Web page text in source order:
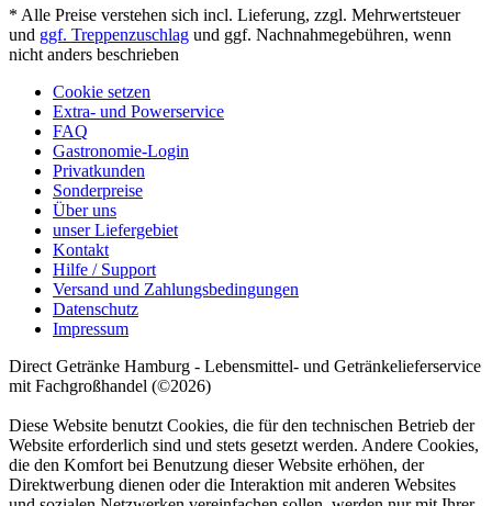
* Alle Preise verstehen sich incl. Lieferung, zzgl. Mehrwertsteuer
und ggf. Treppenzuschlag und ggf. Nachnahmegebühren, wenn
nicht anders beschrieben
Cookie setzen
Extra- und Powerservice
FAQ
Gastronomie-Login
Privatkunden
Sonderpreise
Über uns
unser Liefergebiet
Kontakt
Hilfe / Support
Versand und Zahlungsbedingungen
Datenschutz
Impressum
Direct Getränke Hamburg - Lebensmittel- und Getränkelieferservice
mit Fachgroßhandel (©2026)
Diese Website benutzt Cookies, die für den technischen Betrieb der
Website erforderlich sind und stets gesetzt werden. Andere Cookies,
die den Komfort bei Benutzung dieser Website erhöhen, der
Direktwerbung dienen oder die Interaktion mit anderen Websites